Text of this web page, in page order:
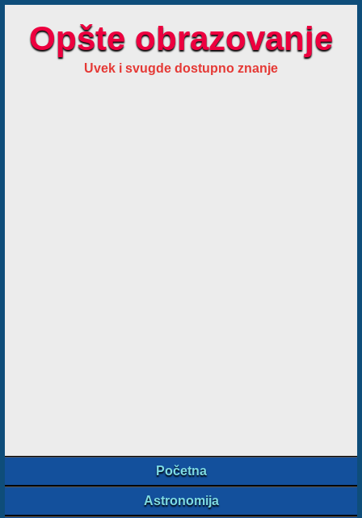
Opšte obrazovanje
Uvek i svugde dostupno znanje
Početna
Astronomija